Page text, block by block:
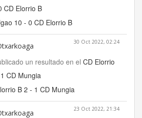
CD Elorrio B
10 - 0 CD Elorrio B
30 Oct 2022, 02:24
un resultado en el CD Elorrio
CD Mungia
B 2 - 1 CD Mungia
23 Oct 2022, 21:34